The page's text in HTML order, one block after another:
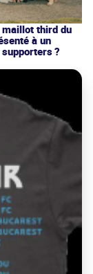
maillot third du
à un
?